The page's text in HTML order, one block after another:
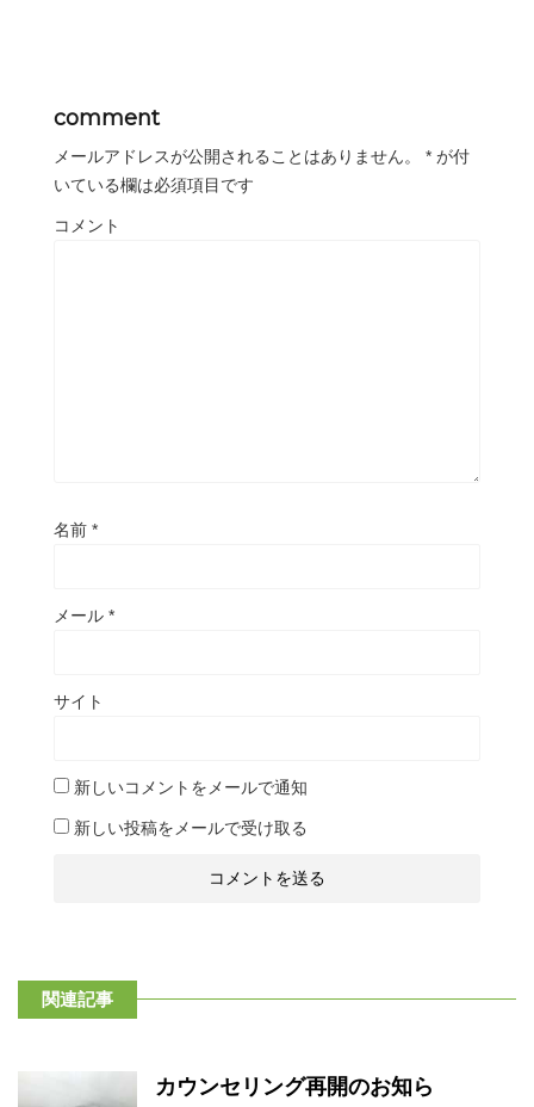
comment
メールアドレスが公開されることはありません。 * が付
いている欄は必須項目です
コメント
名前 *
メール *
サイト
新しいコメントをメールで通知
新しい投稿をメールで受け取る
関連記事
カウンセリング再開のお知ら